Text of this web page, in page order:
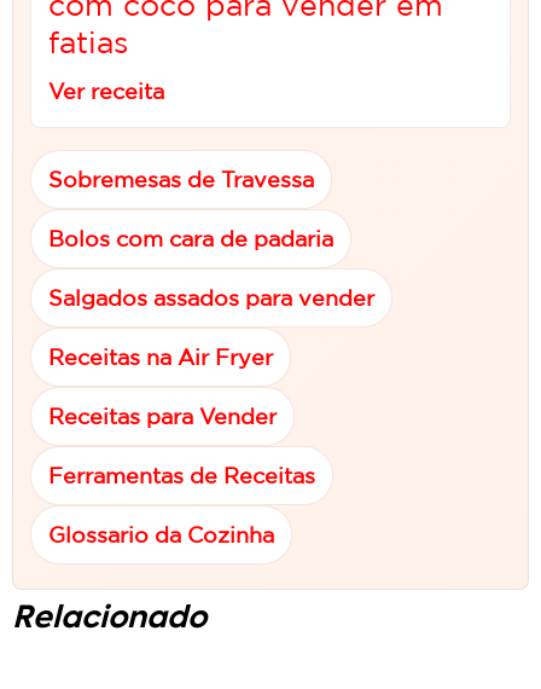
fatias
Ver receita
Sobremesas de Travessa
Bolos com cara de padaria
Salgados assados para vender
Receitas na Air Fryer
Receitas para Vender
Ferramentas de Receitas
Glossario da Cozinha
Relacionado